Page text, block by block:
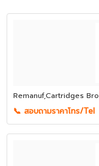
Remanuf,Cartridges
📞 สอบถามราคาโทร/Tel